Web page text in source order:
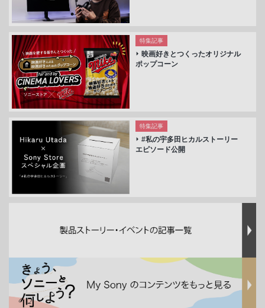
特集記事
映画好きとつくったオリジナル
ポップコーン
特集記事
#私の宇多田ヒカルストーリー
エピソード公開